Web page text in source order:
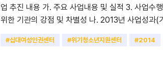
업 추진 내용 가. 주요 사업내용 및 실적 3. 사업수
위한 기관의 강점 및 차별성 나. 2013년 사업성과
업비 산출내역 [최종보고서 목차] I. 사업결과 보
#십대여성인권센터 #위기청소년지원센터 #2014